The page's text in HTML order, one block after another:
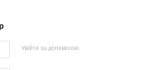
Увійти за допомогою